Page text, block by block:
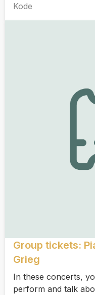
Kode
Group tickets:
Grieg
In these concerts,
perform and talk